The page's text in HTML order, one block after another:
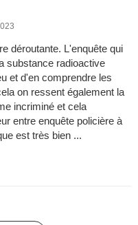
déroutante. L'enquête qui
substance radioactive
et d'en comprendre les
on ressent également la
incriminé et cela
entre enquête policière à
est très bien ...